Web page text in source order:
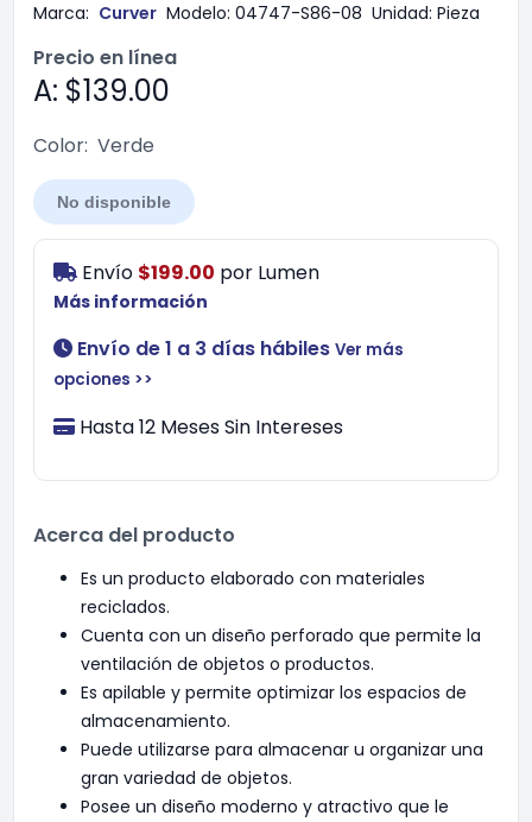
Marca: Curver Modelo: 04747-S86-08 Unidad: Pieza
Precio en línea
A: $139.00
Color: Verde
No disponible
Envío $199.00 por Lumen
Más información
Envío de 1 a 3 días hábiles Ver más
opciones >>
Hasta 12 Meses Sin Intereses
Acerca del producto
Es un producto elaborado con materiales
reciclados.
Cuenta con un diseño perforado que permite la
ventilación de objetos o productos.
Es apilable y permite optimizar los espacios de
almacenamiento.
Puede utilizarse para almacenar u organizar una
gran variedad de objetos.
Posee un diseño moderno y atractivo que le